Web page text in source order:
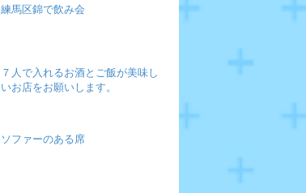
練馬区錦で飲み会
７人で入れるお酒とご飯が美味し
いお店をお願いします。
ソファーのある席